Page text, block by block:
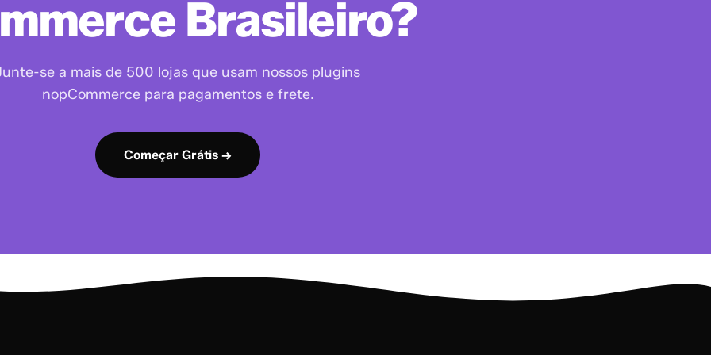
Brasileiro?
se a mais de 500 lojas que usam nossos plugins
nopCommerce para pagamentos e frete.
Começar Grátis →